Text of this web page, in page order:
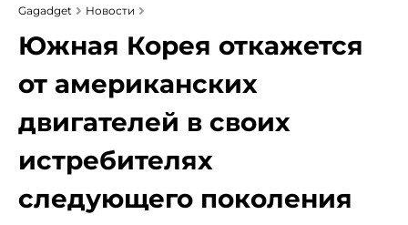
Gagadget Новости
Южная Корея откажется
от американских
двигателей в своих
истребителях
следующего поколения